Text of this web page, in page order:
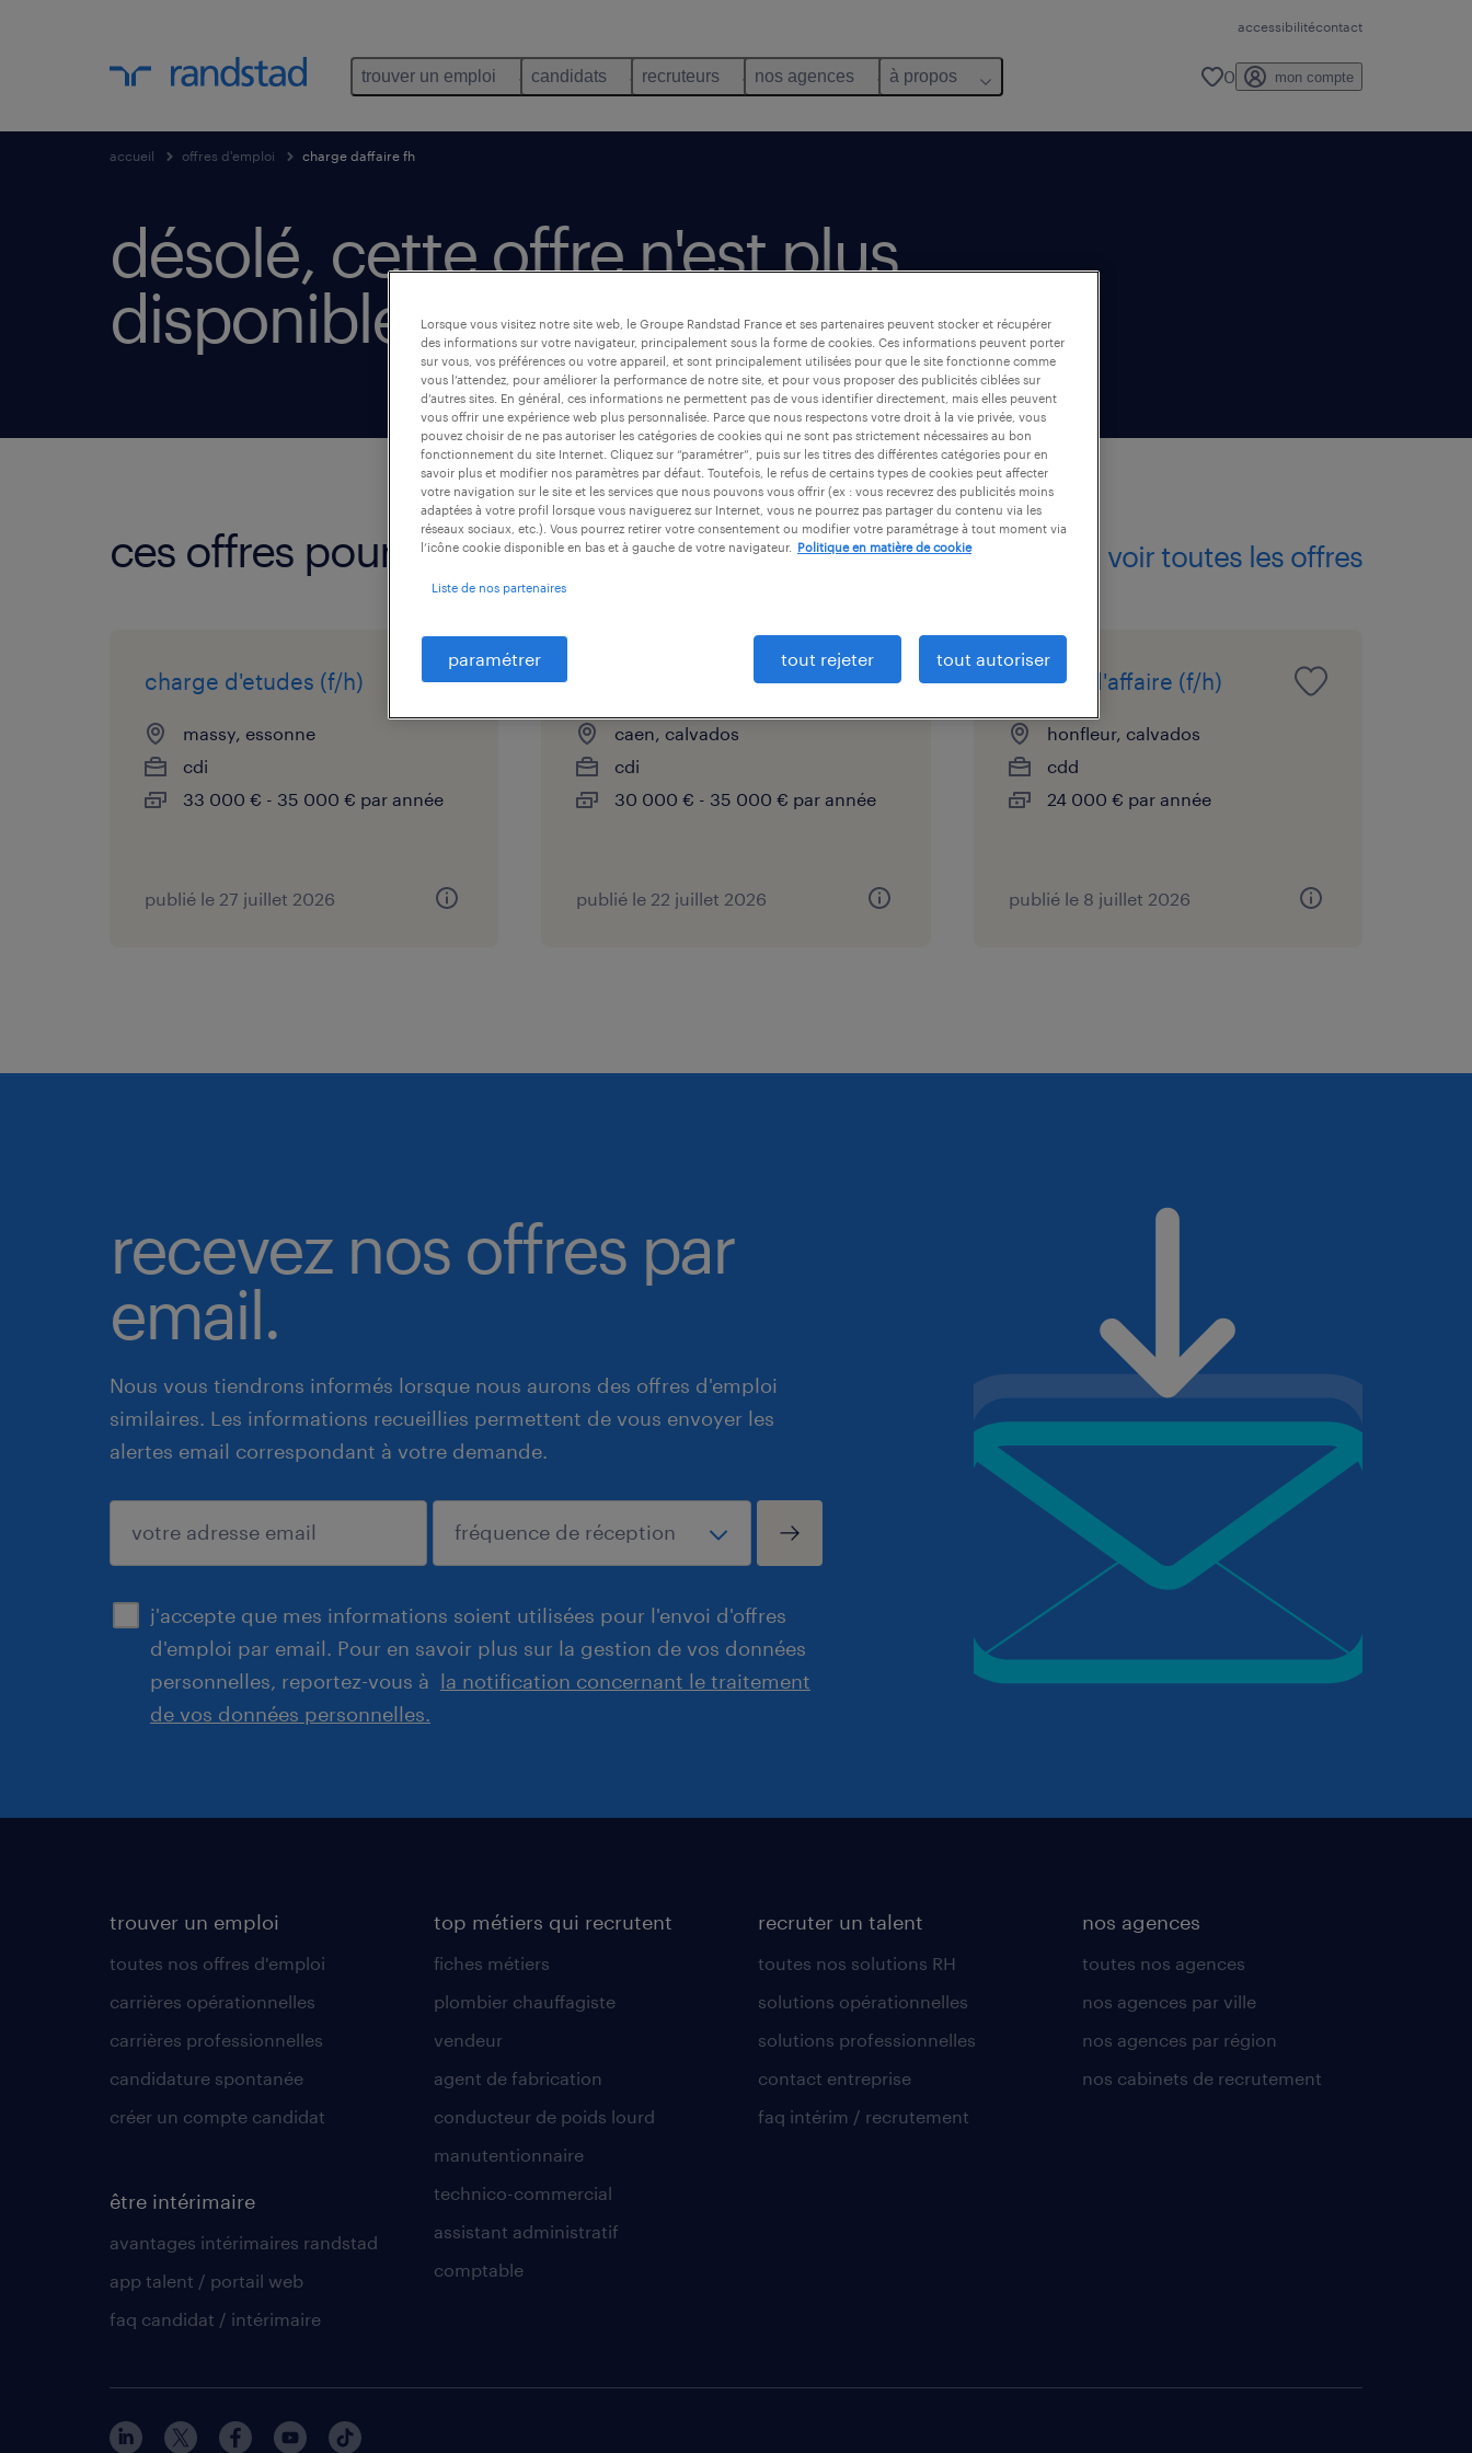
accessibilitécontact
trouver un emploi candidats recruteurs nos agences à propos 0 mon compte
accueil offres d'emploi charge daffaire fh
désolé, cette offre n'est plus
disponible.
ces offres pourraient vous intéresser. voir toutes les offres
charge d'etudes (f/h)
massy, essonne
cdi
33 000 € - 35 000 € par année
publié le 27 juillet 2026
chargé d'affaires (f/h)
caen, calvados
cdi
30 000 € - 35 000 € par année
publié le 22 juillet 2026
chargé d'affaire (f/h)
honfleur, calvados
cdd
24 000 € par année
publié le 8 juillet 2026
recevez nos offres par
email.
Nous vous tiendrons informés lorsque nous aurons des offres d'emploi
similaires. Les informations recueillies permettent de vous envoyer les
alertes email correspondant à votre demande.
j'accepte que mes informations soient utilisées pour l'envoi d'offres
d'emploi par email. Pour en savoir plus sur la gestion de vos données
personnelles, reportez-vous à la notification concernant le traitement
de vos données personnelles.
enregistrer
trouver un emploi
toutes nos offres d'emploi
carrières opérationnelles
carrières professionnelles
candidature spontanée
créer un compte candidat
être intérimaire
avantages intérimaires randstad
app talent / portail web
faq candidat / intérimaire
top métiers qui recrutent
fiches métiers
plombier chauffagiste
vendeur
agent de fabrication
conducteur de poids lourd
manutentionnaire
technico-commercial
assistant administratif
comptable
recruter un talent
toutes nos solutions RH
solutions opérationnelles
solutions professionnelles
contact entreprise
faq intérim / recrutement
nos agences
toutes nos agences
nos agences par ville
nos agences par région
nos cabinets de recrutement
Lorsque vous visitez notre site web, le Groupe Randstad France et ses partenaires peuvent stocker et récupérer
des informations sur votre navigateur, principalement sous la forme de cookies. Ces informations peuvent porter
sur vous, vos préférences ou votre appareil, et sont principalement utilisées pour que le site fonctionne comme
vous l’attendez, pour améliorer la performance de notre site, et pour vous proposer des publicités ciblées sur
d’autres sites. En général, ces informations ne permettent pas de vous identifier directement, mais elles peuvent
vous offrir une expérience web plus personnalisée. Parce que nous respectons votre droit à la vie privée, vous
pouvez choisir de ne pas autoriser les catégories de cookies qui ne sont pas strictement nécessaires au bon
fonctionnement du site Internet. Cliquez sur “paramétrer”, puis sur les titres des différentes catégories pour en
savoir plus et modifier nos paramètres par défaut. Toutefois, le refus de certains types de cookies peut affecter
votre navigation sur le site et les services que nous pouvons vous offrir (ex : vous recevrez des publicités moins
adaptées à votre profil lorsque vous naviguerez sur Internet, vous ne pourrez pas partager du contenu via les
réseaux sociaux, etc.). Vous pourrez retirer votre consentement ou modifier votre paramétrage à tout moment via
l’icône cookie disponible en bas et à gauche de votre navigateur.
Politique en matière de cookie
Liste de nos partenaires
paramétrer tout rejeter tout autoriser